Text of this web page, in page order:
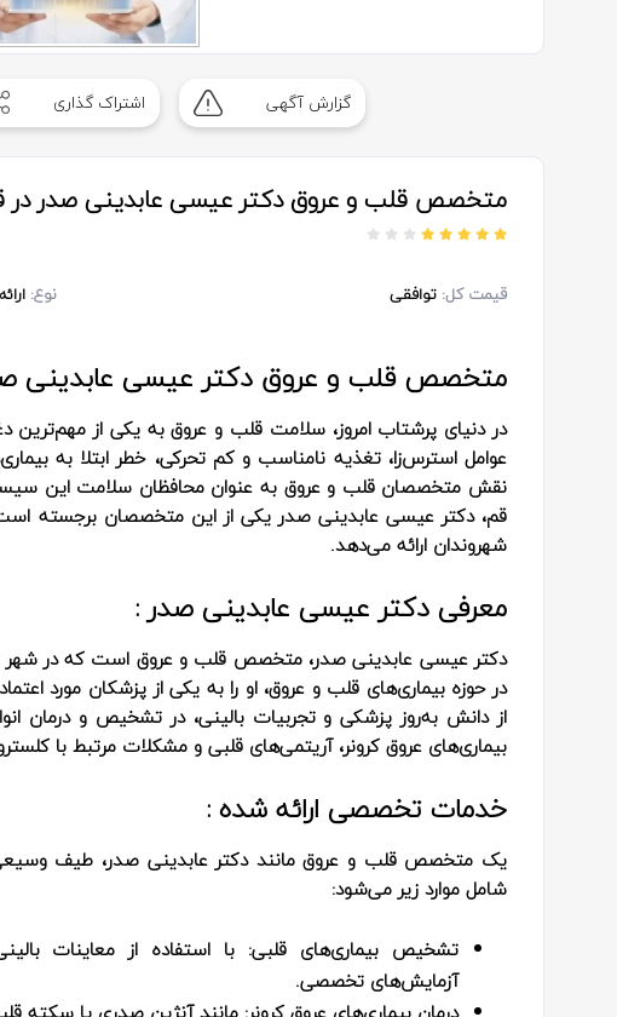
گزارش آگهی اشتراک گذاری
متخصص قلب و عروق دکتر عیسی عابدینی صدر در
قیمت کل: توافقی نوع: ارائه
متخصص قلب و عروق دکتر عیسی عابدینی
در دنیای پرشتاب امروز، سلامت قلب و عروق به یکی از
عوامل استرس‌زا، تغذیه نامناسب و کم تحرکی، خطر ابتلا به
نقش متخصصان قلب و عروق به عنوان محافظان سلامت این
قم، دکتر عیسی عابدینی صدر یکی از این متخصصان برجسته
شهروندان ارائه می‌دهد.
معرفی دکتر عیسی عابدینی صدر :
دکتر عیسی عابدینی صدر، متخصص قلب و عروق است که در
در حوزه بیماری‌های قلب و عروق، او را به یکی از پزشکان مورد
از دانش به‌روز پزشکی و تجربیات بالینی، در تشخیص و درمان
بیماری‌های عروق کرونر، آریتمی‌های قلبی و مشکلات مرتبط با
خدمات تخصصی ارائه شده :
یک متخصص قلب و عروق مانند دکتر عابدینی صدر، طیف
شامل موارد زیر می‌شود:
تشخیص بیماری‌های قلبی: با استفاده از معاینات
آزمایش‌های تخصصی.